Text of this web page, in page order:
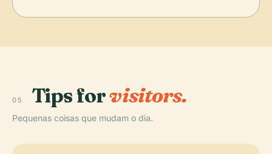
05 Tips forvisitors.
Pequenas coisas que mudam o dia.